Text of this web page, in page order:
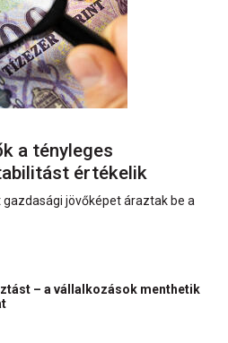
a tényleges
értékelik
jövőképet áraztak be a
– a vállalkozások menthetik